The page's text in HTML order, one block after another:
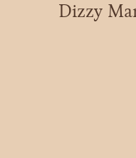
Dizzy